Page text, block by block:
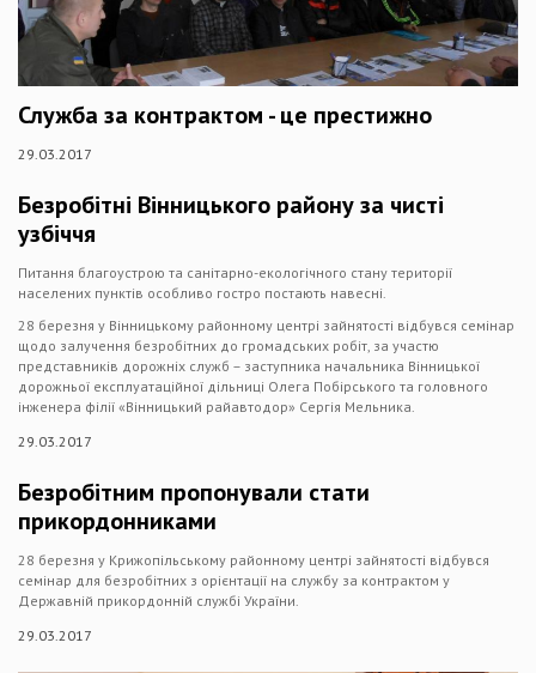
Служба за контрактом - це престижно
29.03.2017
Безробітні Вінницького району за чисті
узбіччя
Питання благоустрою та санітарно-екологічного стану території
населених пунктів особливо гостро постають навесні.
28 березня у Вінницькому районному центрі зайнятості відбувся семінар
щодо залучення безробітних до громадських робіт, за участю
представників дорожніх служб – заступника начальника Вінницької
дорожньої експлуатаційної дільниці Олега Побірського та головного
інженера філії «Вінницький райавтодор» Сергія Мельника.
29.03.2017
Безробітним пропонували стати
прикордонниками
28 березня у Крижопільському районному центрі зайнятості відбувся
семінар для безробітних з орієнтації на службу за контрактом у
Державній прикордонній службі України.
29.03.2017